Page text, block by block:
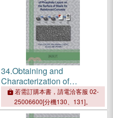
34.Obtaining and
Characterization of
Phosphate Layers on the
Surface of Steels for
Reinforced Concrete
若需訂購本書，請電洽客服 02-
25006600[分機130、131]。